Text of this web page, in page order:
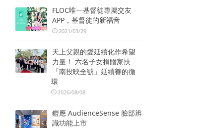
FLOC唯一基督徒專屬交友
APP，基督徒的新福音
2021/03/29
天上父親的愛延續化作希望
力量！ 六名子女捐贈家扶
「南投映全號」延續善的循
環
2026/08/08
鎧應 AudienceSense 臉部辨
識功能上市